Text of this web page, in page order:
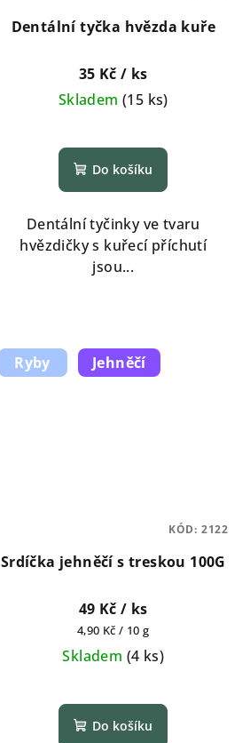
Dentální tyčka hvězda kuře
35 Kč/ ks
Skladem (15 ks)
Do košíku
Dentální tyčinky ve tvaru
hvězdičky s kuřecí příchutí
jsou...
Ryby Jehněčí
Srdíčka jehněčí s treskou 100G
49 Kč/ ks
Měrná
cena:
4,90 Kč / 10 g
Skladem (4 ks)
Do košíku
KÓD: 2122